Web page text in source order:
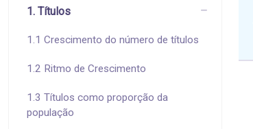
1. Títulos
1.1 Crescimento do número de títulos
1.2 Ritmo de Crescimento
1.3 Títulos como proporção da
população